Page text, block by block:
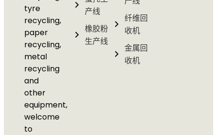
tyre
recycling,
paper
recycling,
metal
recycling
and
other
equipment,
welcome
to
产线
橡胶粉
生产线
纤维回
收机
金属回
收机